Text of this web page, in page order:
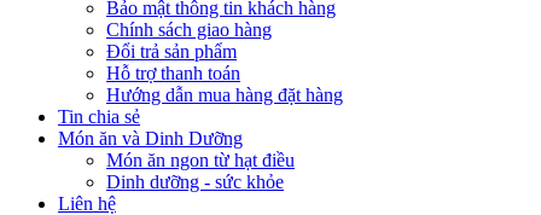
Bảo mật thông tin khách hàng
Chính sách giao hàng
Đổi trả sản phẩm
Hỗ trợ thanh toán
Hướng dẫn mua hàng đặt hàng
Tin chia sẻ
Món ăn và Dinh Dưỡng
Món ăn ngon từ hạt điều
Dinh dưỡng - sức khỏe
Liên hệ